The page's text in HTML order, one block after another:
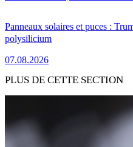
Panneaux solaires et puces :
polysilicium
07.08.2026
PLUS DE CETTE SECTION